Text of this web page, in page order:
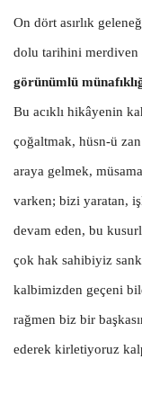
On dört asırlık
dolu tarihini merdiven
görünümlü
Bu acıklı hikâyenin
çoğaltmak, hüsn-ü
araya gelmek,
varken; bizi yaratan,
devam eden, bu
çok hak sahibiyiz
kalbimizden geçeni
rağmen biz bir
ederek kirletiyoruz